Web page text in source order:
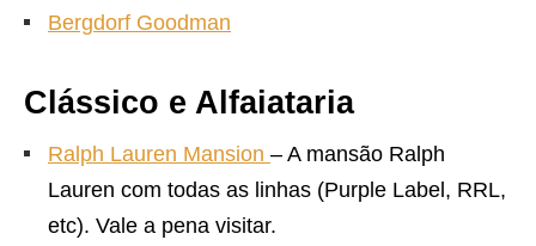
Bergdorf Goodman
Clássico e Alfaiataria
Ralph Lauren Mansion – A mansão Ralph
Lauren com todas as linhas (Purple Label, RRL,
etc). Vale a pena visitar.